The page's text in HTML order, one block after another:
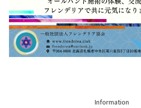
Information